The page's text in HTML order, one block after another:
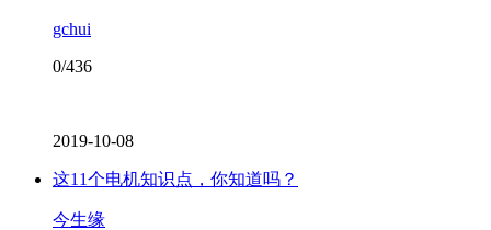
gchui
0/436
2019-10-08
这11个电机知识点，你知道吗？
今生缘